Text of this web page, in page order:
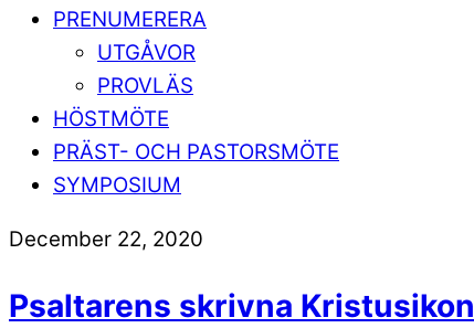
PRENUMERERA
UTGÅVOR
PROVLÄS
HÖSTMÖTE
PRÄST- OCH PASTORSMÖTE
SYMPOSIUM
December 22, 2020
Psaltarens skrivna Kristusikon